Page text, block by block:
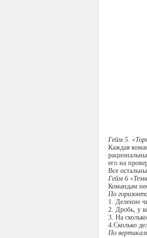
Гейм 5.
Каждая
его на
Все
Гейм 6
Командам
По
1. Деление
2. Дробь, у
3. На
4.Сколько
По